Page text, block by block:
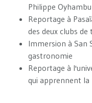
Philippe
Reportage à
des deux clubs de
Immersion à San
gastronomie
Reportage à
qui apprennent la